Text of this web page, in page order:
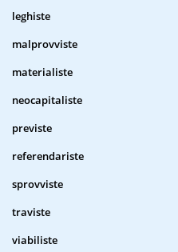
leghiste
malprovviste
materialiste
neocapitaliste
previste
referendariste
sprovviste
traviste
viabiliste